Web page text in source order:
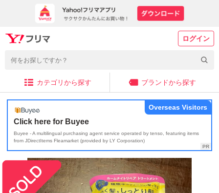
ログイン
カテゴリから探す ブランドから探す
Click here for Buyee
Buyee - A multilingual purchasing agent service operated by tenso, featuring items
from JDirectItems Fleamarket (provided by LY Corporation)
Overseas Visitors